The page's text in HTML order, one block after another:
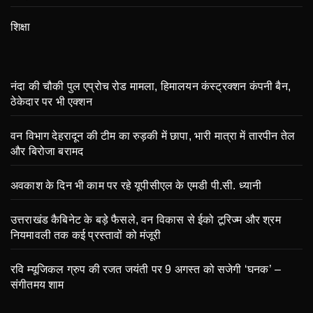
शिक्षा
नंदा की चौकी पुल एप्रोच रोड मामला, हिमालयन कंस्ट्रक्शन कंपनी बैन,
ठेकेदार पर भी एक्शन
वन विभाग देहरादून की टीम का रुड़की में छापा, भारी मात्रा में तारपीन तेल
और बिरोजा बरामद
अवकाश के दिन भी काम पर रहे यूपीसीएल के एमडी पी.सी. ध्यानी
उत्तराखंड कैबिनेट के बड़े फैसले, वन विकास से ईको टूरिज्म और श्रम
नियमावली तक कई प्रस्तावों को मंजूरी
रवि म्यूजिकल ग्रुप की रजत जयंती पर 9 अगस्त को सजेगी ‘घनक’ –
संगीतमय शाम